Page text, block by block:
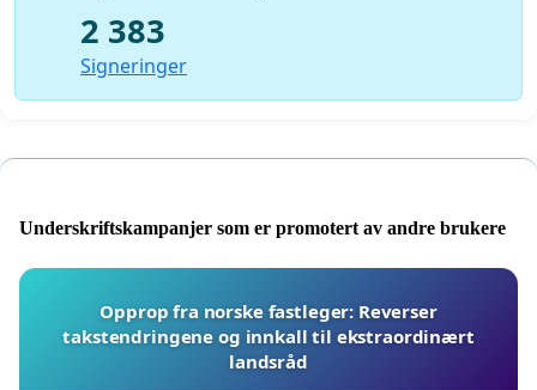
2 383
Signeringer
Underskriftskampanjer som er promotert av andre brukere
Opprop fra norske fastleger: Reverser
takstendringene og innkall til ekstraordinært
landsråd